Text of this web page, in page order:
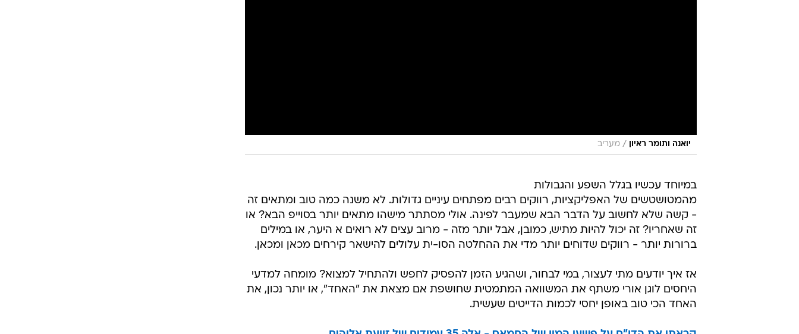
יואנה ותומר ראיון / מעריב
במיוחד עכשיו בגלל השפע והגבולות
מהמטושטשים של האפליקציות, רווקים רבים מפתחים עיניים גדולות. לא משנה כמה טוב ומתאים זה
- קשה שלא לחשוב על הדבר הבא שמעבר לפינה. אולי מסתתר מישהו מתאים יותר בסוייפ הבא? או
זה שאחריו? זה יכול להיות מתיש, כמובן, אבל יותר מזה - מרוב עצים לא רואים א היער, או במילים
ברורות יותר - רווקים שדוחים יותר מדי את ההחלטה הסו-ית עלולים להישאר קירחים מכאן ומכאן.
אז איך יודעים מתי לעצור, במי לבחור, ושהגיע הזמן להפסיק לחפש ולהתחיל למצוא? מומחה למדעי
היחסים לוגן אורי משתף את המשוואה המתמטית שחושפת אם מצאת את "האחד", או יותר נכון, את
האחד הכי טוב באופן יחסי לכמות הדייטים שעשית.